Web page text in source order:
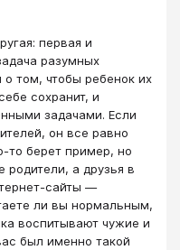
первая и
разумных
о том, чтобы ребенок их
сохранит, и
задачами. Если
он все равно
то берет пример, но
родители, а друзья в
сайты —
ли вы нормальным,
воспитывают чужие и
был именно такой